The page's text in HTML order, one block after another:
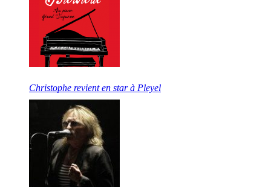
Christophe revient en star à Pleyel